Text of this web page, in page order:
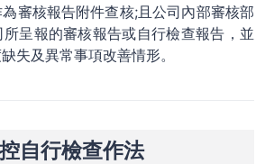
審核報告附件查核;且公司內部審核部
呈報的審核報告或自行檢查報告，並
失及異常事項改善情形。
自行檢查作法